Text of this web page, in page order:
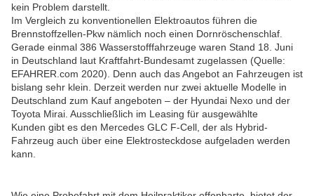
kein Problem darstellt.
Im Vergleich zu konventionellen Elektroautos führen die
Brennstoffzellen-Pkw nämlich noch einen Dornröschenschlaf.
Gerade einmal 386 Wasserstofffahrzeuge waren Stand 18. Juni
in Deutschland laut Kraftfahrt-Bundesamt zugelassen (Quelle:
EFAHRER.com 2020). Denn auch das Angebot an Fahrzeugen ist
bislang sehr klein. Derzeit werden nur zwei aktuelle Modelle in
Deutschland zum Kauf angeboten – der Hyundai Nexo und der
Toyota Mirai. Ausschließlich im Leasing für ausgewählte
Kunden gibt es den Mercedes GLC F-Cell, der als Hybrid-
Fahrzeug auch über eine Elektrosteckdose aufgeladen werden
kann.